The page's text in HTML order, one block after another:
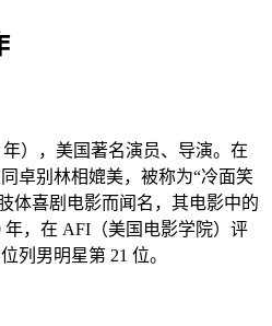
年），美国著名演员、导演。在
卓别林相媲美，被称为“冷面笑
体喜剧电影而闻名，其电影中的
年，在 AFI（美国电影学院）评
列男明星第 21 位。